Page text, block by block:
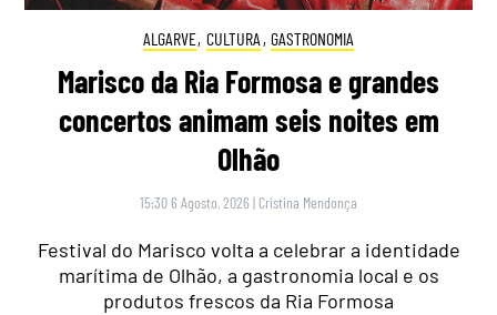
ALGARVE, CULTURA , GASTRONOMIA
Marisco da Ria Formosa e grandes
concertos animam seis noites em
Olhão
15:30 6 Agosto, 2026 | Cristina Mendonça
Festival do Marisco volta a celebrar a identidade
marítima de Olhão, a gastronomia local e os
produtos frescos da Ria Formosa